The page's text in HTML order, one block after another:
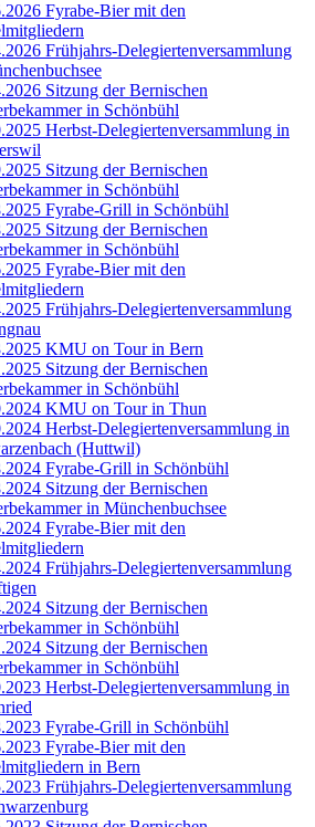
Fyrabe-Bier mit den
Frühjahrs-Delegiertenversammlung
Sitzung der Bernischen
in Schönbühl
Herbst-Delegiertenversammlung in
Sitzung der Bernischen
in Schönbühl
Fyrabe-Grill in Schönbühl
Sitzung der Bernischen
in Schönbühl
Fyrabe-Bier mit den
Frühjahrs-Delegiertenversammlung
KMU on Tour in Bern
Sitzung der Bernischen
in Schönbühl
KMU on Tour in Thun
Herbst-Delegiertenversammlung in
(Huttwil)
Fyrabe-Grill in Schönbühl
Sitzung der Bernischen
in Münchenbuchsee
Fyrabe-Bier mit den
Frühjahrs-Delegiertenversammlung
Sitzung der Bernischen
in Schönbühl
Sitzung der Bernischen
in Schönbühl
Herbst-Delegiertenversammlung in
Fyrabe-Grill in Schönbühl
Fyrabe-Bier mit den
in Bern
Frühjahrs-Delegiertenversammlung